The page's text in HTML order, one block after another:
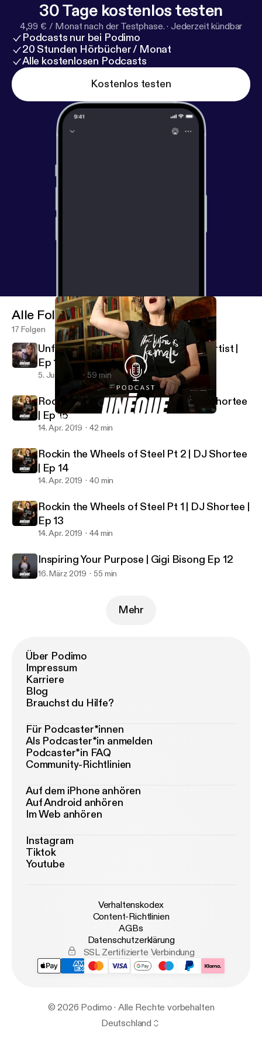
30 Tage kostenlos testen
4,99 € / Monat nach der Testphase. · Jederzeit kündbar
Podcasts nur bei Podimo
20 Stunden Hörbücher / Monat
Alle kostenlosen Podcasts
Kostenlos testen
Rockin the Wheels of Steel Pt 3 | DJ Shortee | Ep 15
UNEQUE Stories
Alle Folgen
17 Folgen
Unfolding Life | Jade Huynh Origami Artist |
Ep 16
5. Juni 2019 59 min
Rockin the Wheels of Steel Pt 3 | DJ Shortee
| Ep 15
14. Apr. 2019 42 min
Rockin the Wheels of Steel Pt 2 | DJ Shortee
| Ep 14
14. Apr. 2019 40 min
Rockin the Wheels of Steel Pt 1 | DJ Shortee |
Ep 13
14. Apr. 2019 44 min
Inspiring Your Purpose | Gigi Bisong Ep 12
16. März 2019 55 min
Mehr
Über Podimo
Impressum
Karriere
Blog
Brauchst du Hilfe?
Für Podcaster*innen
Als Podcaster*in anmelden
Podcaster*in FAQ
Community-Richtlinien
Auf dem iPhone anhören
Auf Android anhören
Im Web anhören
Instagram
Tiktok
Youtube
Verhaltenskodex
Content-Richtlinien
AGBs
Datenschutzerklärung
SSL Zertifizierte Verbindung
© 2026 Podimo · Alle Rechte vorbehalten
Deutschland